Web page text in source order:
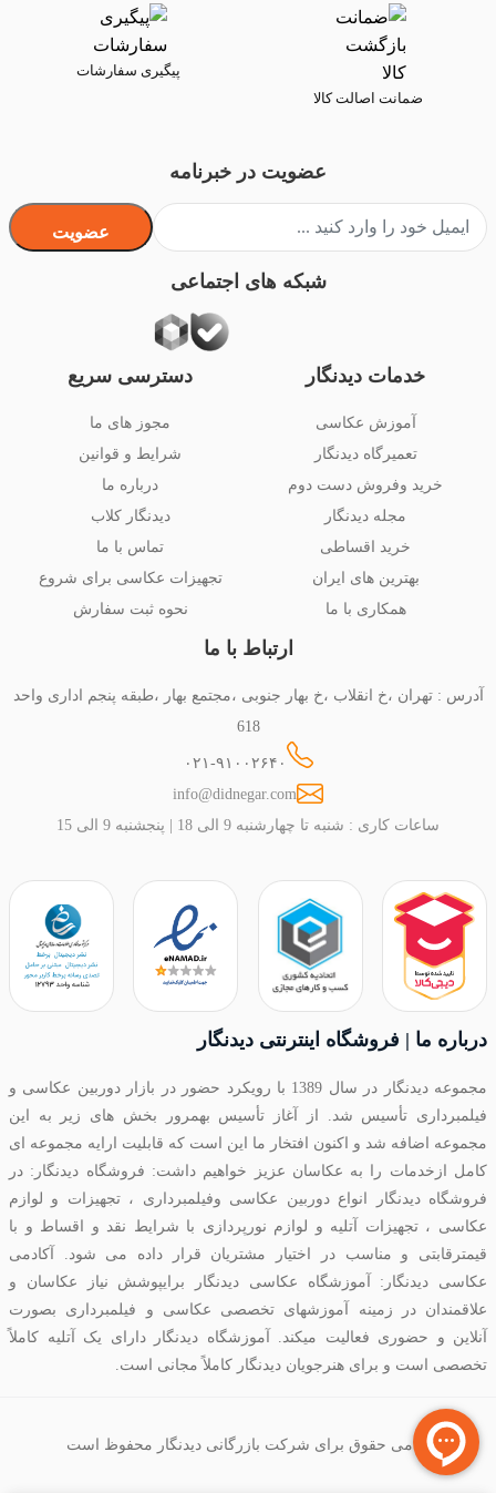
ضمانت اصالت کالا
پیگیری سفارشات
خدمات دیدنگار
آموزش عکاسی
تعمیرگاه دیدنگار
خرید وفروش دست دوم
مجله دیدنگار
خرید اقساطی
بهترین های ایران
همکاری با ما
دسترسی سریع
مجوز های ما
شرایط و قوانین
درباره ما
دیدنگار کلاب
تماس با ما
تجهیزات عکاسی برای شروع
نحوه ثبت سفارش
ارتباط با ما
آدرس : تهران ،خ انقلاب ،خ بهار جنوبی ،مجتمع بهار ،طبقه پنجم اداری واحد
618
۰۲۱-۹۱۰۰۲۶۴۰
info@didnegar.com
ساعات کاری : شنبه تا چهارشنبه 9 الی 18 | پنجشنبه 9 الی 15
عضویت در خبرنامه
عضویت
شبکه های اجتماعی
درباره ما | فروشگاه اینترنتی دیدنگار
مجموعه دیدنگار در سال 1389 با رویکرد حضور در بازار دوربین عکاسی و
فیلمبرداری تأسیس شد. از آغاز تأسیس بهمرور بخش های زیر به این
مجموعه اضافه شد و اکنون افتخار ما این است که قابلیت ارایه مجموعه ای
کامل ازخدمات را به عکاسان عزیز خواهیم داشت: فروشگاه دیدنگار: در
فروشگاه دیدنگار انواع دوربین عکاسی وفیلمبرداری ، تجهیزات و لوازم
عکاسی ، تجهیزات آتلیه و لوازم نورپردازی با شرایط نقد و اقساط و با
قیمترقابتی و مناسب در اختیار مشتریان قرار داده می شود. آکادمی
عکاسی دیدنگار: آموزشگاه عکاسی دیدنگار برایپوشش نیاز عکاسان و
علاقمندان در زمینه آموزشهای تخصصی عکاسی و فیلمبرداری بصورت
آنلاین و حضوری فعالیت میکند. آموزشگاه دیدنگار دارای یک آتلیه کاملاً
تخصصی است و برای هنرجویان دیدنگار کاملاً مجانی است.
تمامی حقوق برای شرکت بازرگانی دیدنگار محفوظ است